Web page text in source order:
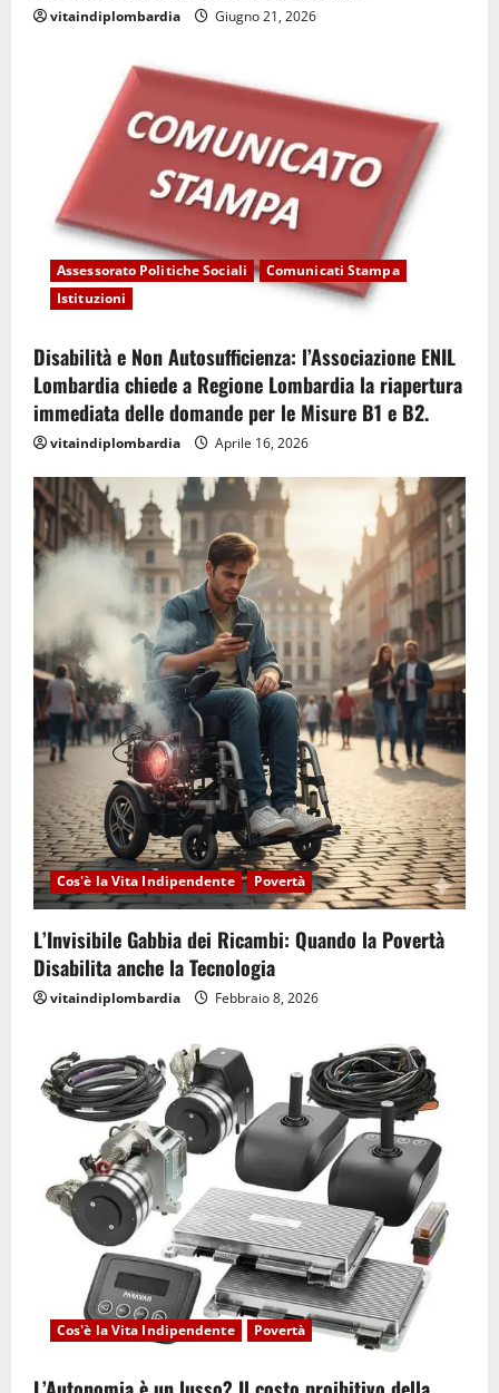
vitaindiplombardia Giugno 21, 2026
Assessorato Politiche Sociali
Comunicati Stampa
Istituzioni
Disabilità e Non Autosufficienza: l’Associazione ENIL
Lombardia chiede a Regione Lombardia la riapertura
immediata delle domande per le Misure B1 e B2.
vitaindiplombardia Aprile 16, 2026
Cos'è la Vita Indipendente Povertà
L’Invisibile Gabbia dei Ricambi: Quando la Povertà
Disabilita anche la Tecnologia
vitaindiplombardia Febbraio 8, 2026
Cos'è la Vita Indipendente Povertà